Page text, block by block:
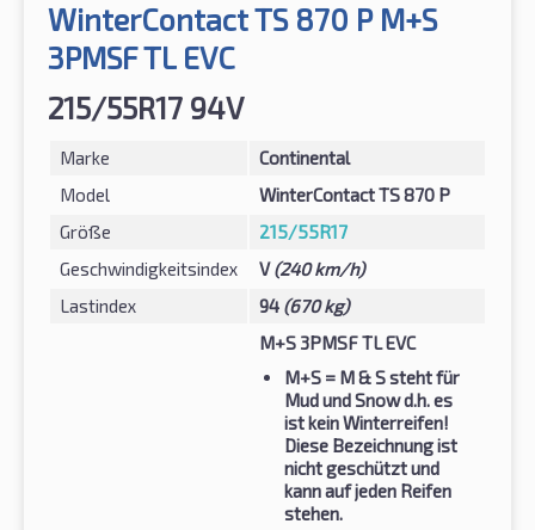
WinterContact TS 870 P M+S
3PMSF TL EVC
215/55R17 94V
Marke
Continental
Model
WinterContact TS 870 P
Größe
215/55R17
Geschwindigkeitsindex
V(240 km/h)
Lastindex
94 (670 kg)
M+S 3PMSF TL EVC
M+S = M & S steht für
Mud und Snow d.h. es
ist kein Winterreifen!
Diese Bezeichnung ist
nicht geschützt und
kann auf jeden Reifen
stehen.